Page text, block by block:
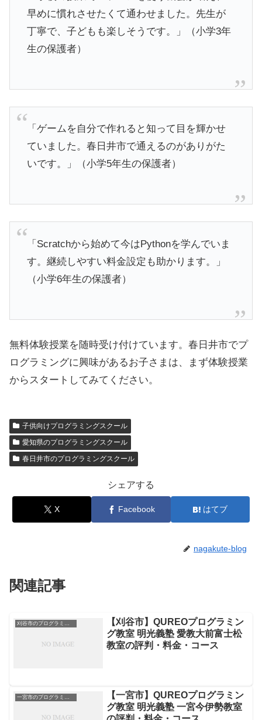
早めに慣れさせたくて通わせました。先生が
丁寧で、子どもも楽しそうです。」（小学3年
生の保護者）
「ゲームを自分で作れると知って目を輝かせ
ていました。春日井市で通えるのがありがた
いです。」（小学5年生の保護者）
「Scratchから始めて今はPythonを学んでいま
す。継続しやすい料金設定も助かります。」
（小学6年生の保護者）
無料体験授業を随時受け付けています。春日井市でプ
ログラミングに興味があるお子さまは、まず体験授業
からスタートしてみてください。
子供向けプログラミングスクール
愛知県のプログラミングスクール
春日井市のプログラミングスクール
シェアする
X Facebook はてブ
nagakute-blog
関連記事
刈谷市のプログラミングスクール
【刈谷市】QUREOプログラミン
グ教室 明光義塾 愛教大前富士松
教室の評判・料金・コース
【一宮市】QUREOプログラミン
グ教室 明光義塾 一宮今伊勢教室